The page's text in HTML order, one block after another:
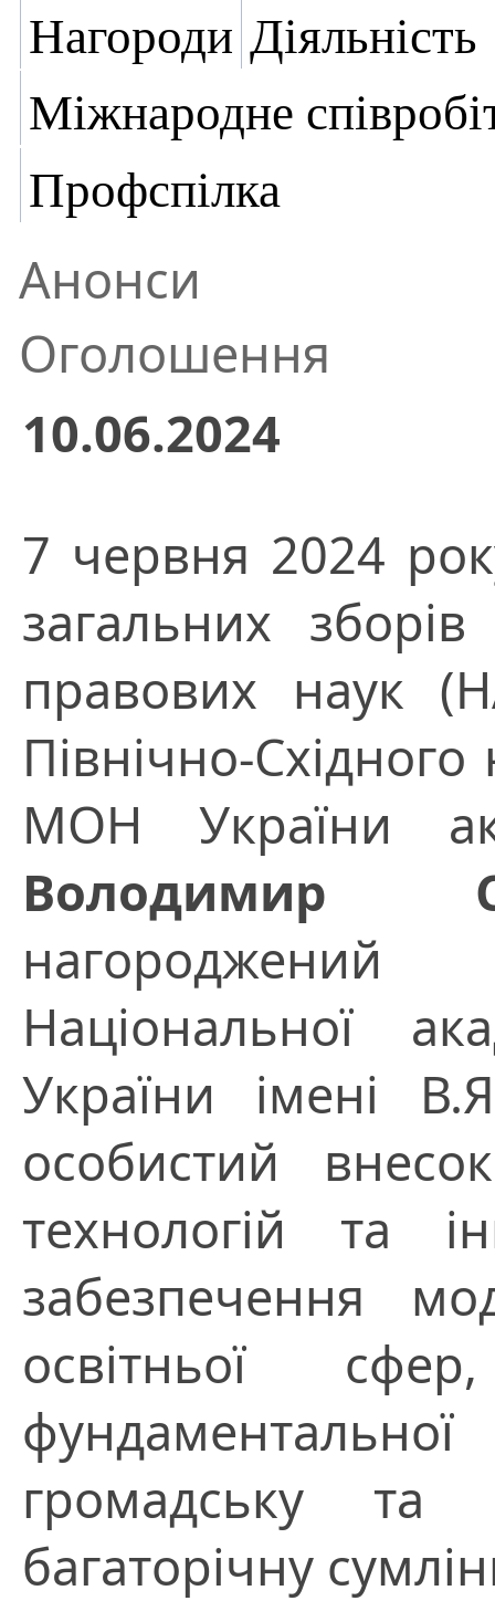
Нагороди Діяльність
Міжнародне
Профспілка
Анонси
Оголошення
10.06.2024
7 червня 2024
загальних зборів
правових наук
Північно-
МОН України
Володимир
нагороджений
Національної
України імені
особистий
технологій та
забезпечення
освітньої
громадську та
багаторічну